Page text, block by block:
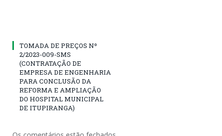
TOMADA DE PREÇOS Nº
2/2023-009-SMS
(CONTRATAÇÃO DE
EMPRESA DE ENGENHARIA
PARA CONCLUSÃO DA
REFORMA E AMPLIAÇÃO
DO HOSPITAL MUNICIPAL
DE ITUPIRANGA)